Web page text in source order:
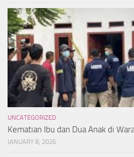
UNCATEGORIZED
Kematian Ibu dan Dua Anak di
JANUARY 8, 2026